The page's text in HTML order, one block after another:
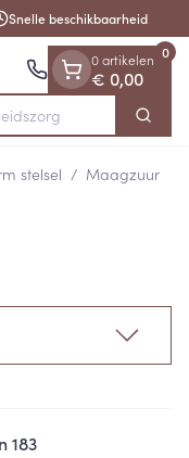
Snelle beschikbaarheid
Zoek
0 artikelen
€ 0,00
0
stelsel / Maagzuur
183